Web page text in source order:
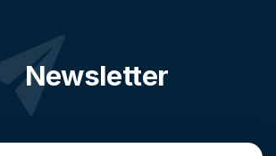
Newsletter